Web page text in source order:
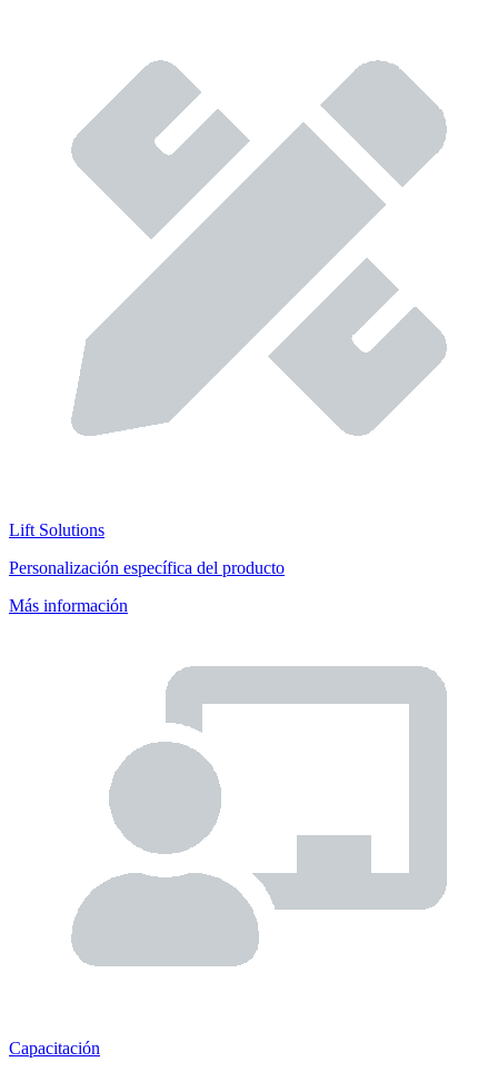
Lift Solutions
Personalización específica del producto
Más información
Capacitación